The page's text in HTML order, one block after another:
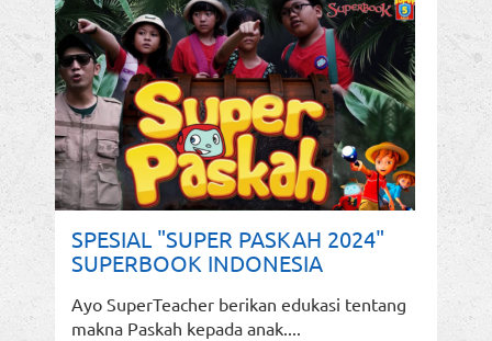
SPESIAL "SUPER PASKAH 2024"
SUPERBOOK INDONESIA
Ayo SuperTeacher berikan edukasi tentang
makna Paskah kepada anak....